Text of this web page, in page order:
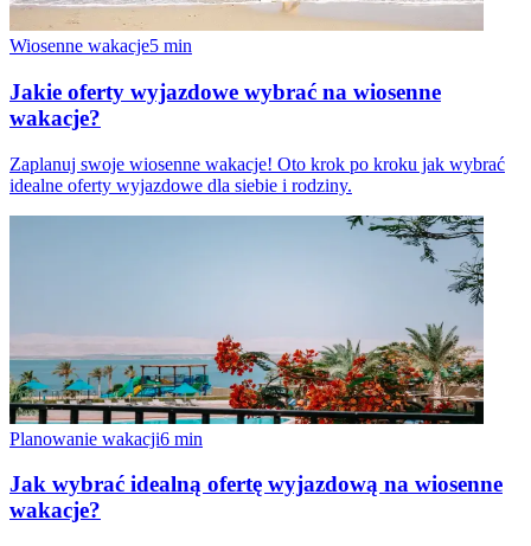
Wiosenne wakacje5 min
Jakie oferty wyjazdowe wybrać na wiosenne
wakacje?
Zaplanuj swoje wiosenne wakacje! Oto krok po kroku jak wybrać
idealne oferty wyjazdowe dla siebie i rodziny.
Planowanie wakacji6 min
Jak wybrać idealną ofertę wyjazdową na wiosenne
wakacje?